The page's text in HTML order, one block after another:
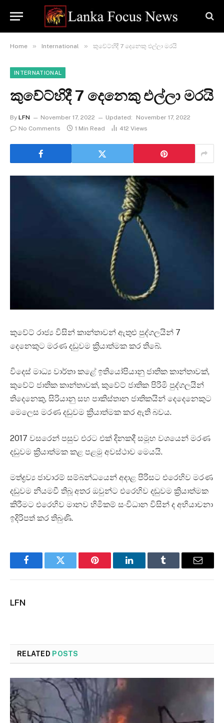
Home » International » කුවේට්හිදී 7 දෙනෙකු එල්ලා මරයි
INTERNATIONAL
කුවේට්හිදී 7 දෙනෙකු එල්ලා මරයි
By LFN November 17, 2022 Updated:
November 17, 2022
No Comments
1 Min Read 412 Views
කුවේට් රාජ්‍ය විසින් කාන්තාවන් ඇතුළු පුද්ගලයින් 7
දෙනෙකුට මරණ දඩුවම ක්‍රියාත්මක කර තිබේ.
විදෙස් මාධ්‍ය වාර්තා කළේ ඉතියෝපියානු ජාතික කාන්තාවක්,
කුවේට් ජාතික කාන්තාවක්, කුවේට් ජාතික පිරිමි පුද්ගලයින්
තිදෙනෙකු, සිරියානු සහ පාකිස්තාන ජාතිකයින් දෙදෙනෙකුට
මෙලෙස මරණ දඩුවම ක්‍රියාත්මක කර ඇති බවය.
2017 වසරෙන් පසුව එරට එක් දිනකදී සමූහ වශයෙන් මරණ
දඩුවම ක්‍රියාත්මක කළ පළමු අවස්ථාව මෙයයි.
මත්ද්‍රව්‍ය ජාවාරම් සම්බන්ධයෙන් අදාළ පිරිසට එරෙහිව මරණ
දඩුවම නියමවී තිබූ අතර ඔවුන්ට එරෙහිව දඬුවම ක්‍රියාත්මක
කිරීමට එරෙහිව මානව හිමිකම් සංවිධාන විසින් ද අභියාචනා
ඉදිරිපත් කර තිබුණි.
FacebookTwitter Pinterest LinkedInTumblr Email
LFN
RELATED POSTS